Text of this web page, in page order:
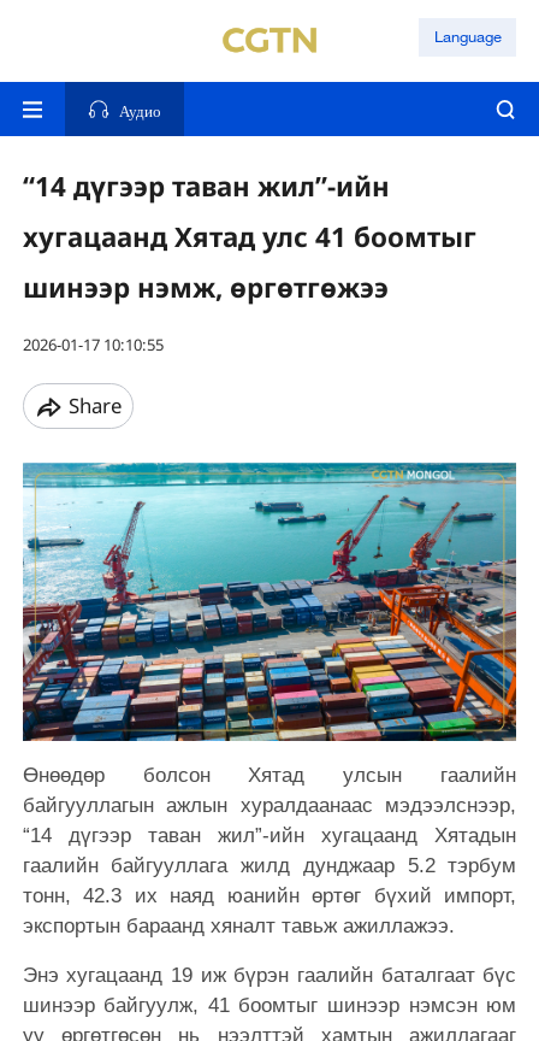
Language
Аудио
“14 дүгээр таван жил”-ийн
хугацаанд Хятад улс 41 боомтыг
шинээр нэмж, өргөтгөжээ
2026-01-17 10:10:55
Share
Өнөөдөр болсон Хятад улсын гаалийн
байгууллагын ажлын хуралдаанаас мэдээлснээр,
“14 дүгээр таван жил”-ийн хугацаанд Хятадын
гаалийн байгууллага жилд дунджаар 5.2 тэрбум
тонн, 42.3 их наяд юанийн өртөг бүхий импорт,
экспортын бараанд хяналт тавьж ажиллажээ.
Энэ хугацаанд 19 иж бүрэн гаалийн баталгаат бүс
шинээр байгуулж, 41 боомтыг шинээр нэмсэн юм
уу өргөтгөсөн нь нээлттэй хамтын ажиллагааг